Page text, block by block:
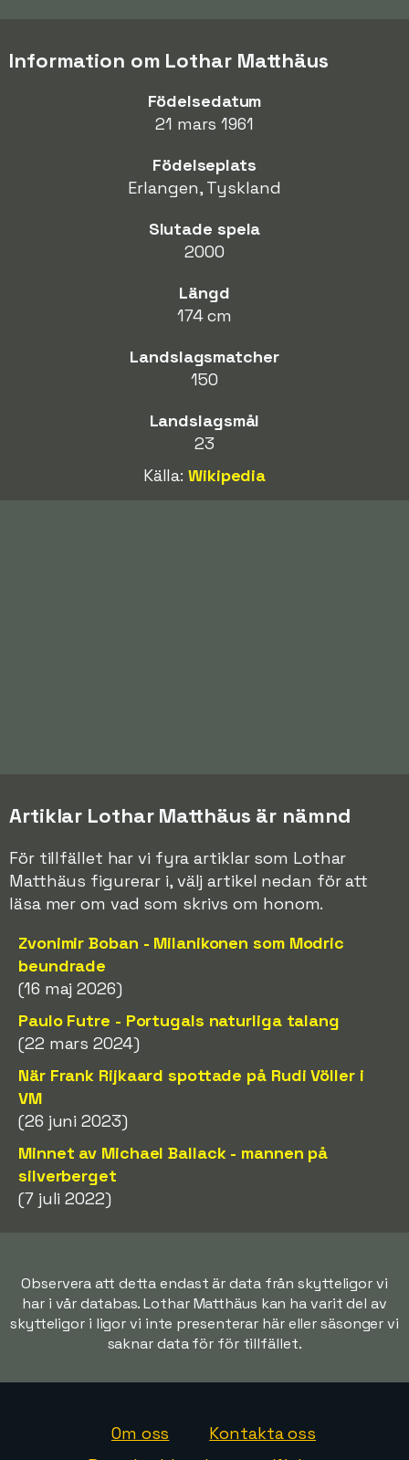
Information om Lothar Matthäus
Födelsedatum
21 mars 1961
Födelseplats
Erlangen, Tyskland
Slutade spela
2000
Längd
174 cm
Landslagsmatcher
150
Landslagsmål
23
Källa:Wikipedia
Artiklar Lothar Matthäus är nämnd
För tillfället har vi fyra artiklar som Lothar
Matthäus figurerar i, välj artikel nedan för att
läsa mer om vad som skrivs om honom.
Zvonimir Boban - Milanikonen som Modric
beundrade
(16 maj 2026)
Paulo Futre - Portugals naturliga talang
(22 mars 2024)
När Frank Rijkaard spottade på Rudi Völler i
VM
(26 juni 2023)
Minnet av Michael Ballack - mannen på
silverberget
(7 juli 2022)
Observera att detta endast är data från skytteligor vi
har i vår databas. Lothar Matthäus kan ha varit del av
skytteligor i ligor vi inte presenterar här eller säsonger vi
saknar data för för tillfället.
Om oss
Kontakta oss